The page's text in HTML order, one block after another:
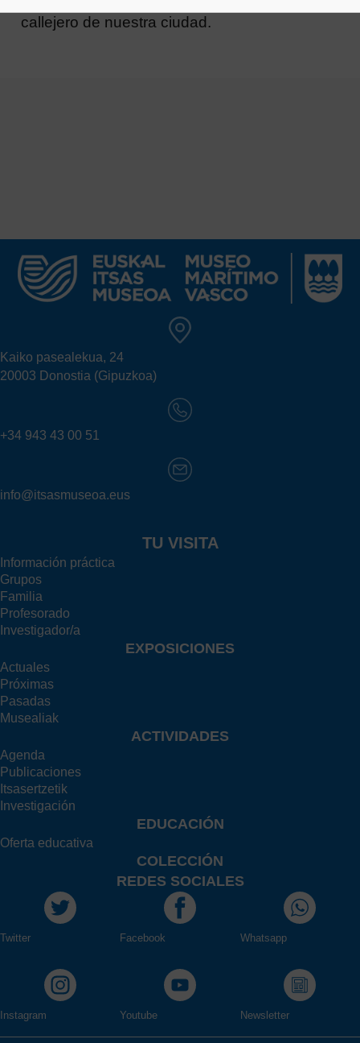
callejero de nuestra ciudad.
Kaiko pasealekua, 24
20003 Donostia (Gipuzkoa)
+34 943 43 00 51
info@itsasmuseoa.eus
TU VISITA
Información práctica
Grupos
Familia
Profesorado
Investigador/a
EXPOSICIONES
Actuales
Próximas
Pasadas
Musealiak
ACTIVIDADES
Agenda
Publicaciones
Itsasertzetik
Investigación
EDUCACIÓN
Oferta educativa
COLECCIÓN
REDES SOCIALES
Twitter Facebook Whatsapp
Instagram Youtube Newsletter